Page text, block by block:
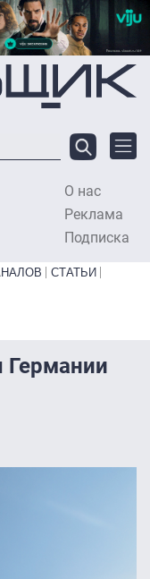
О нас
Реклама
Подписка
СТАТЬИ
Германии